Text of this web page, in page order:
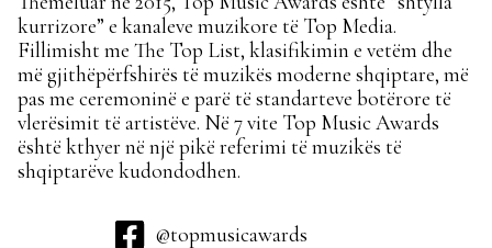
kurrizore” e kanaleve muzikore të Top Media.
Fillimisht me The Top List, klasifikimin e vetëm dhe
më gjithëpërfshirës të muzikës moderne shqiptare, më
pas me ceremoninë e parë të standarteve botërore të
vlerësimit të artistëve. Në 7 vite Top Music Awards
është kthyer në një pikë referimi të muzikës të
shqiptarëve kudondodhen.
@topmusicawards